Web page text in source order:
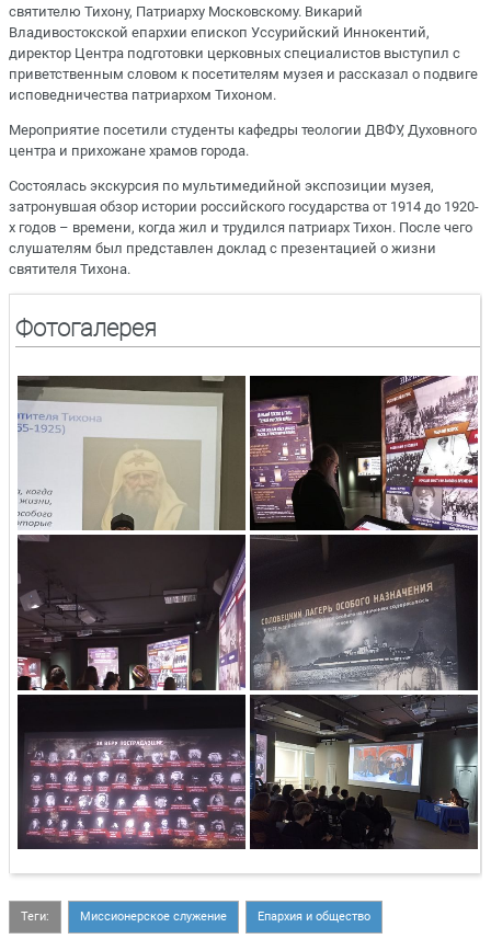
святителю Тихону, Патриарху Московскому. Викарий
Владивостокской епархии епископ Уссурийский Иннокентий,
директор Центра подготовки церковных специалистов выступил с
приветственным словом к посетителям музея и рассказал о подвиге
исповедничества патриархом Тихоном.
Мероприятие посетили студенты кафедры теологии ДВФУ, Духовного
центра и прихожане храмов города.
Состоялась экскурсия по мультимедийной экспозиции музея,
затронувшая обзор истории российского государства от 1914 до 1920-
х годов – времени, когда жил и трудился патриарх Тихон. После чего
слушателям был представлен доклад с презентацией о жизни
святителя Тихона.
Фотогалерея
Теги: Миссионерское служение Епархия и общество